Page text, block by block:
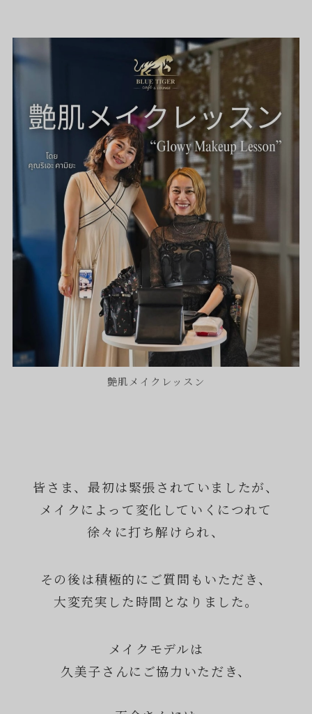
艶肌メイクレッスン
皆さま、最初は緊張されていましたが、
メイクによって変化していくにつれて
徐々に打ち解けられ、
その後は積極的にご質問もいただき、
大変充実した時間となりました。
メイクモデルは
久美子さんにご協力いただき、